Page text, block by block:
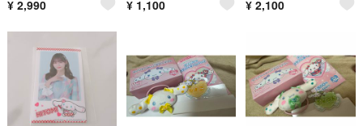
¥ 2,990 ¥ 1,100 ¥ 2,100